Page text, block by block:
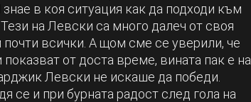
в коя ситуация как да подходи към
на Левски са много далеч от своя
всички. А щом сме се уверили, че
от доста време, вината пак е на
Левски не искаше да победи.
се и при бурната радост след гола на